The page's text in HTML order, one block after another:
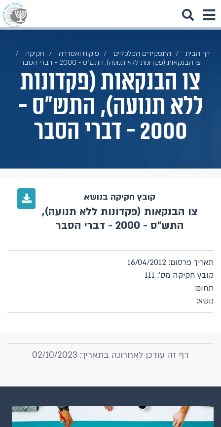
דף הבית התפקידים הכלכליים פיקוח ואסדרה
חקיקה
צו הבנקאות (פקדונות ללא תנועה), התש"ס - 2000 - דברי הסבר
צו הבנקאות (פקדונות
ללא תנועה), התש"ס -
2000 - דברי הסבר
קובץ חקיקה בנושא
צו הבנקאות (פקדונות ללא תנועה),
התש"ס - 2000 - דברי הסבר
תאריך פרסום: 16/04/2012
קובץ חקיקה מס': 111
תחום:
נושא:
דף זה עודכן לאחרונה בתאריך: 02/10/2023